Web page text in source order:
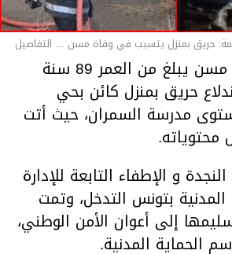
حريق بمنزل يتسبب في وفاة مسن ... التفاصيل
توفي يوم أمس مسن يبلغ من العمر 89 سنة
حريق بمنزل كائن بحي
على مستوى مدرسة السمران، حيث أتت
محتوياته.
و الإطفاء التابعة للإدارة
المدنية بتونس التدخل، وتمت
إلى أعوان الأمن الوطني،
الحماية المدنية.